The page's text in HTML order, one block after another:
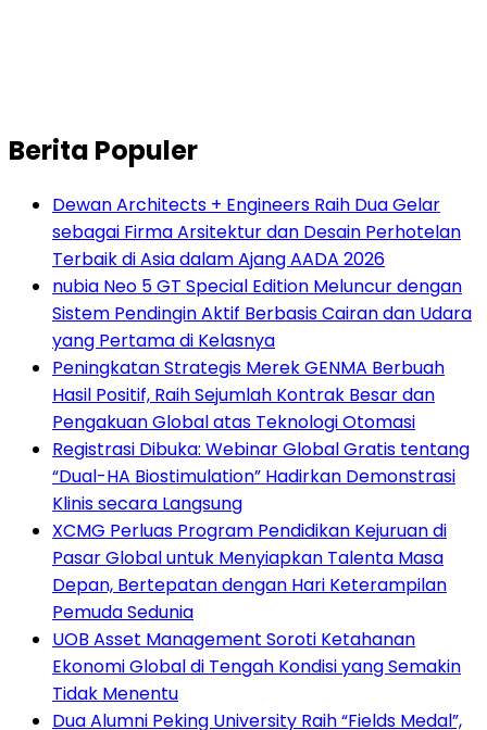
Berita Populer
Dewan Architects + Engineers Raih Dua Gelar
sebagai Firma Arsitektur dan Desain Perhotelan
Terbaik di Asia dalam Ajang AADA 2026
nubia Neo 5 GT Special Edition Meluncur dengan
Sistem Pendingin Aktif Berbasis Cairan dan Udara
yang Pertama di Kelasnya
Peningkatan Strategis Merek GENMA Berbuah
Hasil Positif, Raih Sejumlah Kontrak Besar dan
Pengakuan Global atas Teknologi Otomasi
Registrasi Dibuka: Webinar Global Gratis tentang
“Dual-HA Biostimulation” Hadirkan Demonstrasi
Klinis secara Langsung
XCMG Perluas Program Pendidikan Kejuruan di
Pasar Global untuk Menyiapkan Talenta Masa
Depan, Bertepatan dengan Hari Keterampilan
Pemuda Sedunia
UOB Asset Management Soroti Ketahanan
Ekonomi Global di Tengah Kondisi yang Semakin
Tidak Menentu
Dua Alumni Peking University Raih “Fields Medal”,